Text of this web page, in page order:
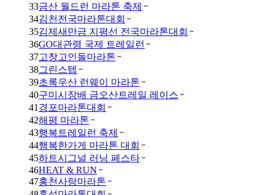
33금산 월드런 마라톤 축제
34김천전국마라톤대회
35김제새만금 지평선 전국마라톤대회
36GO대관령 국제 트레일런
37고창고인돌마라톤
38그린스텝
39초록우산 런웨이 마라톤
40구미시장배 금오산트레일 레이스
41 경포마라톤대회
42해평 마라톤
43행복트레일런 축제
44행복한가게 마라톤 대회
45하트시그널 러닝 페스타
46HEAT & RUN
47홍천사랑마라톤